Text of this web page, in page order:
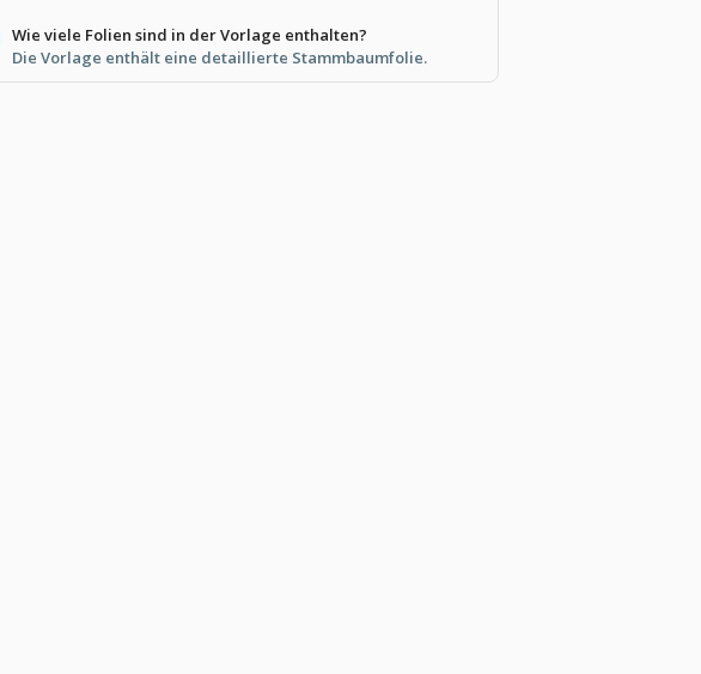
Wie viele Folien sind in der Vorlage enthalten?
Die Vorlage enthält eine detaillierte Stammbaumfolie.